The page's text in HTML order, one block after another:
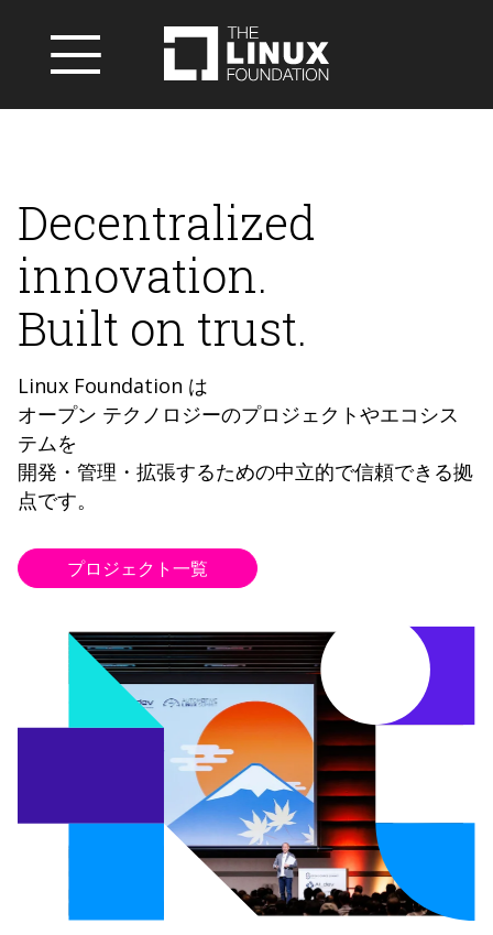
Decentralized
innovation.
Built on trust.
Linux Foundation は
オープン テクノロジーのプロジェクトやエコシス
テムを
開発・管理・拡張するための中立的で信頼できる拠
点です。
プロジェクト一覧